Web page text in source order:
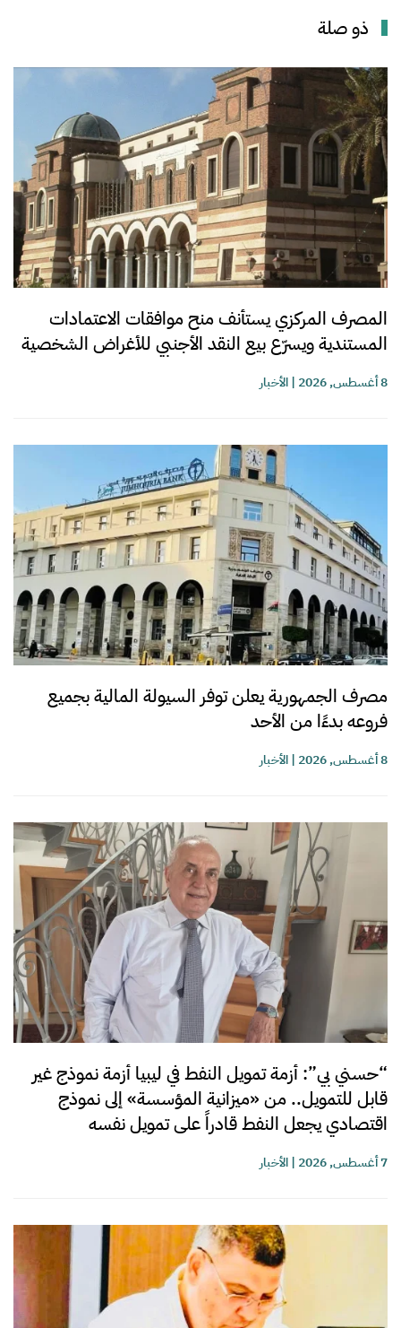
ذو صلة
المصرف المركزي يستأنف منح موافقات الاعتمادات
المستندية ويسرّع بيع النقد الأجنبي للأغراض الشخصية
8 أغسطس, 2026 |الأخبار
مصرف الجمهورية يعلن توفر السيولة المالية بجميع
فروعه بدءًا من الأحد
8 أغسطس, 2026 |الأخبار
“حسني بي”: أزمة تمويل النفط في ليبيا أزمة نموذج غير
قابل للتمويل.. من «ميزانية المؤسسة» إلى نموذج
اقتصادي يجعل النفط قادراً على تمويل نفسه
7 أغسطس, 2026 |الأخبار